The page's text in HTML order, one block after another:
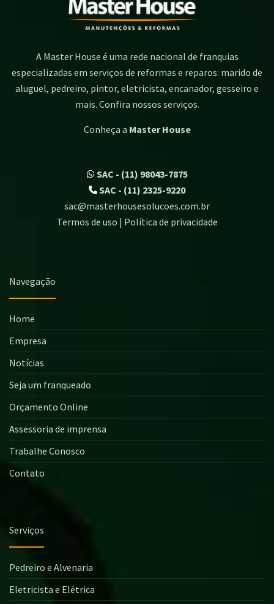
A Master House é uma rede nacional de franquias
especializadas em serviços de reformas e reparos: marido de
aluguel, pedreiro, pintor, eletricista, encanador, gesseiro e
mais. Confira nossos serviços.
Conheça a Master House
SAC - (11) 98043-7875
SAC - (11) 2325-9220
sac@masterhousesolucoes.com.br
Termos de uso | Política de privacidade
Navegação
Home
Empresa
Notícias
Seja um franqueado
Orçamento Online
Assessoria de imprensa
Trabalhe Conosco
Contato
Serviços
Pedreiro e Alvenaria
Eletricista e Elétrica